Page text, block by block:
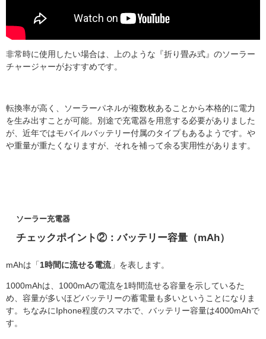
非常時に使用したい場合は、上のような『折り畳み式』のソーラー
チャージャーがおすすめです。
転換率が高く、ソーラーパネルが複数枚あることから本格的に電力
を生み出すことが可能。別途で充電器を用意する必要がありました
が、近年ではモバイルバッテリー付属のタイプもあるようです。や
や重量が重たくなりますが、それを補って余る実用性があります。
ソーラー充電器
チェックポイント②：バッテリー容量（mAh）
mAhは「 1時間に流せる電流 」を表します。
1000mAhは、1000mAの電流を1時間流せる容量を示しているた
め、容量が多いほどバッテリーの蓄電量も多いということになりま
す。ちなみにIphone程度のスマホで、バッテリー容量は4000mAhで
す。